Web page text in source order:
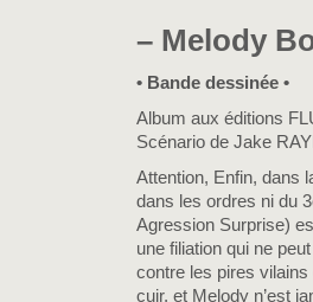
– Melody
• Bande dessinée •
Album aux éditions
Scénario de Jake
Attention, Enfin, dans
dans les ordres ni du
Agression Surprise)
une filiation qui ne
contre les pires
cuir, et Melody n’est